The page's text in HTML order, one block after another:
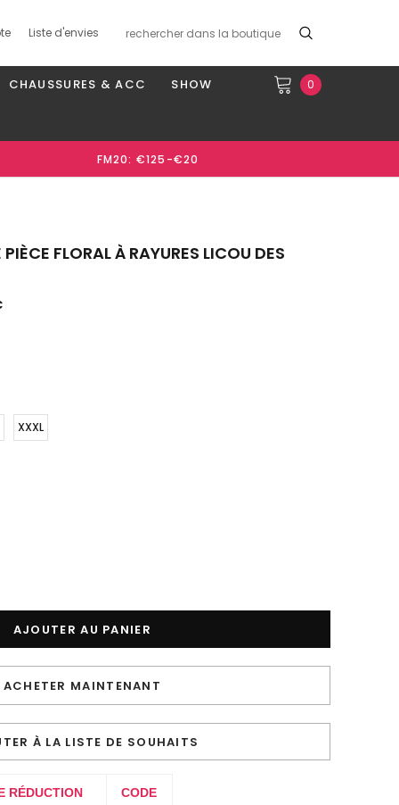
Liste d'envies
CHAUSSURES & ACC SHOW 0
FM20: €125-€20
FLORAL À RAYURES LICOU DES
XXXL
ACHETER MAINTENANT
À LA LISTE DE SOUHAITS
RÉDUCTION CODE